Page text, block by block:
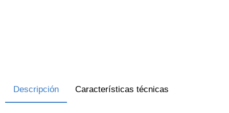
Descripción Características técnicas